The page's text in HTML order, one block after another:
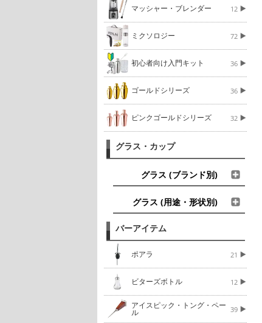
マッシャー・ブレンダー 12
ミクソロジー 72
初心者向け入門キット 36
ゴールドシリーズ 36
ピンクゴールドシリーズ 32
グラス・カップ
グラス (ブランド別)
グラス (用途・形状別)
バーアイテム
ポアラ 21
ビターズボトル 12
アイスピック・トング・ペー
ル 39